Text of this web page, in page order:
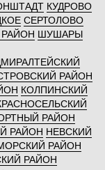
КУДРОВО
СЕРТОЛОВО
ШУШАРЫ
РАЙОН
КОЛПИНСКИЙ
РАЙОН
РАЙОН НЕВСКИЙ
РАЙОН
РАЙОН